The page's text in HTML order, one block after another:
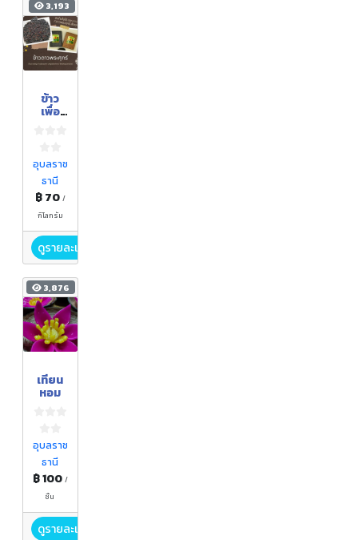
3,193
ข้าว
เพื่อ
เบอร์
รี่,ข้าว
เหนียว
ดำ,ข้าว
กล้อง
หอม
มะลิ,ข้า
ว
ทับทิม
ชุมแพ
อุบลราช
ธานี
฿ 70 /
กิโลกรัม
ดูรายละเอียด
3,876
เทียน
หอม
อุบลราช
ธานี
฿ 100 /
ชิ้น
ดูรายละเอียด